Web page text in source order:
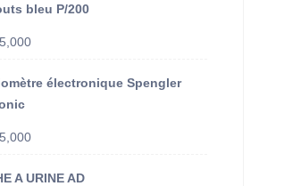
bleu P/200
électronique Spengler
A URINE AD